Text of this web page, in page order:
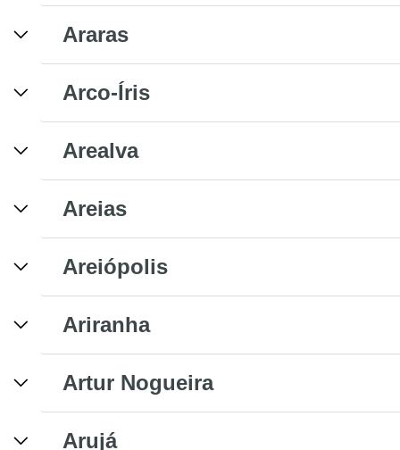
Araras
Arco-Íris
Arealva
Areias
Areiópolis
Ariranha
Artur Nogueira
Arujá